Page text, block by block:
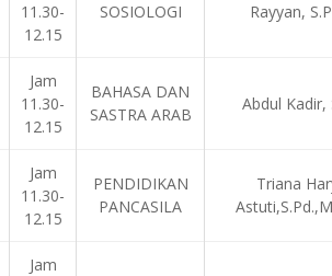
11.30-
12.15
SOSIOLOGI Rayyan,
Jam
11.30-
12.15
BAHASA DAN
SASTRA ARAB
Abdul Kadir,
Jam
11.30-
12.15
PENDIDIKAN
PANCASILA
Triana
Jam